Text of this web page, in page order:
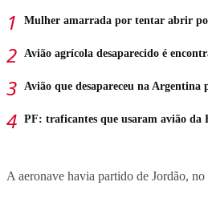
Mulher amarrada por tentar abrir
Avião agrícola desaparecido é
Avião que desapareceu na Argentina
PF: traficantes que usaram avião da
A aeronave havia partido de Jordão,